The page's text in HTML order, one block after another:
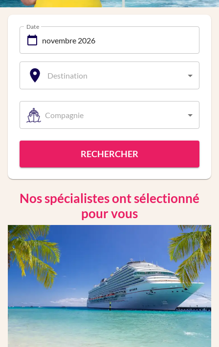
Date
Destination
Compagnie
RECHERCHER
Nos spécialistes ont sélectionné
pour vous